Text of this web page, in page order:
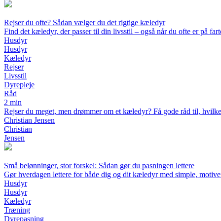
Rejser du ofte? Sådan vælger du det rigtige kæledyr
Find det kæledyr, der passer til din livsstil – også når du ofte er på
Husdyr
Husdyr
Kæledyr
Rejser
Livsstil
Dyrepleje
Råd
2 min
Rejser du meget, men drømmer om et kæledyr? Få gode råd til,
Christian Jensen
Christian
Jensen
Små belønninger, stor forskel: Sådan gør du pasningen lettere
Gør hverdagen lettere for både dig og dit kæledyr med simple,
Husdyr
Husdyr
Kæledyr
Træning
Dyrepasning